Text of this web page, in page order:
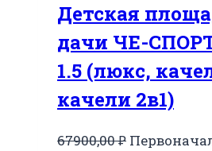
Детская
дачи ЧЕ-
1.5 (люкс,
качели 2в1)
67900,00₽